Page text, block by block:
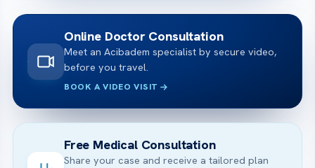
Online Doctor Consultation
Meet an Acibadem specialist by secure video,
before you travel.
BOOK A VIDEO VISIT
Free Medical Consultation
Share your case and receive a tailored plan